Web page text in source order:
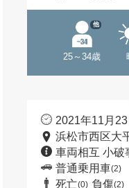
25～34歳
他
2021年11月
浜松市西区大
車両相互 小破
普通乗用車(2)
死亡(0) 負傷(2)